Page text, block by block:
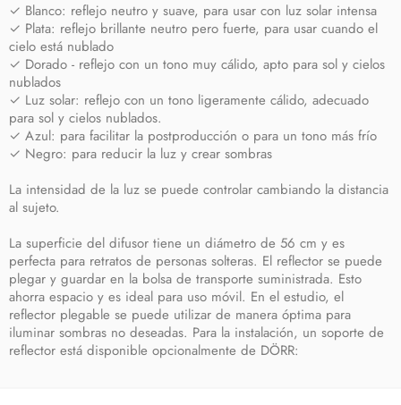
✓ Blanco: reflejo neutro y suave, para usar con luz solar intensa
✓ Plata: reflejo brillante neutro pero fuerte, para usar cuando el
cielo está nublado
✓ Dorado - reflejo con un tono muy cálido, apto para sol y cielos
nublados
✓ Luz solar: reflejo con un tono ligeramente cálido, adecuado
para sol y cielos nublados.
✓ Azul: para facilitar la postproducción o para un tono más frío
✓ Negro: para reducir la luz y crear sombras
La intensidad de la luz se puede controlar cambiando la distancia
al sujeto.
La superficie del difusor tiene un diámetro de 56 cm y es
perfecta para retratos de personas solteras. El reflector se puede
plegar y guardar en la bolsa de transporte suministrada. Esto
ahorra espacio y es ideal para uso móvil. En el estudio, el
reflector plegable se puede utilizar de manera óptima para
iluminar sombras no deseadas. Para la instalación, un soporte de
reflector está disponible opcionalmente de DÖRR: